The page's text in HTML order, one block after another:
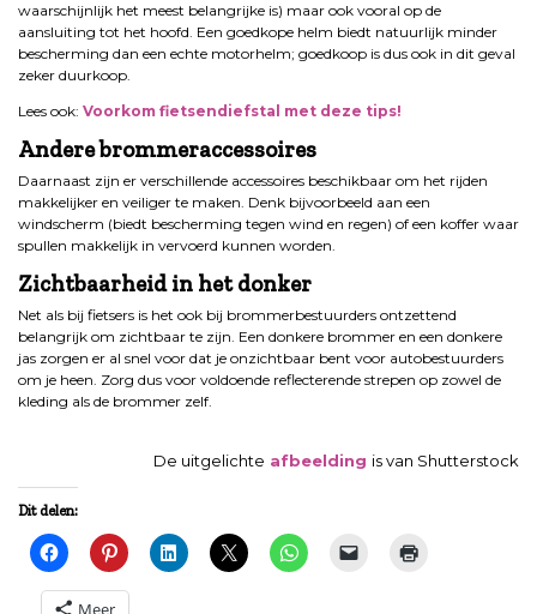
waarschijnlijk het meest belangrijke is) maar ook vooral op de
aansluiting tot het hoofd. Een goedkope helm biedt natuurlijk minder
bescherming dan een echte motorhelm; goedkoop is dus ook in dit geval
zeker duurkoop.
Lees ook: Voorkom fietsendiefstal met deze tips!
Andere brommeraccessoires
Daarnaast zijn er verschillende accessoires beschikbaar om het rijden
makkelijker en veiliger te maken. Denk bijvoorbeeld aan een
windscherm (biedt bescherming tegen wind en regen) of een koffer waar
spullen makkelijk in vervoerd kunnen worden.
Zichtbaarheid in het donker
Net als bij fietsers is het ook bij brommerbestuurders ontzettend
belangrijk om zichtbaar te zijn. Een donkere brommer en een donkere
jas zorgen er al snel voor dat je onzichtbaar bent voor autobestuurders
om je heen. Zorg dus voor voldoende reflecterende strepen op zowel de
kleding als de brommer zelf.
De uitgelichte afbeelding is van Shutterstock
Dit delen:
Meer